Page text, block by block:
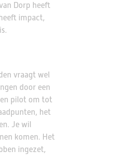
Dorp heeft
impact,
vraagt wel
door een
pilot om tot
het
Je wil
komen. Het
ingezet,